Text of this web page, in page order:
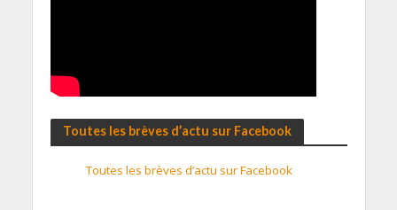
Toutes les brèves d’actu sur Facebook
Toutes les brèves d’actu sur Facebook